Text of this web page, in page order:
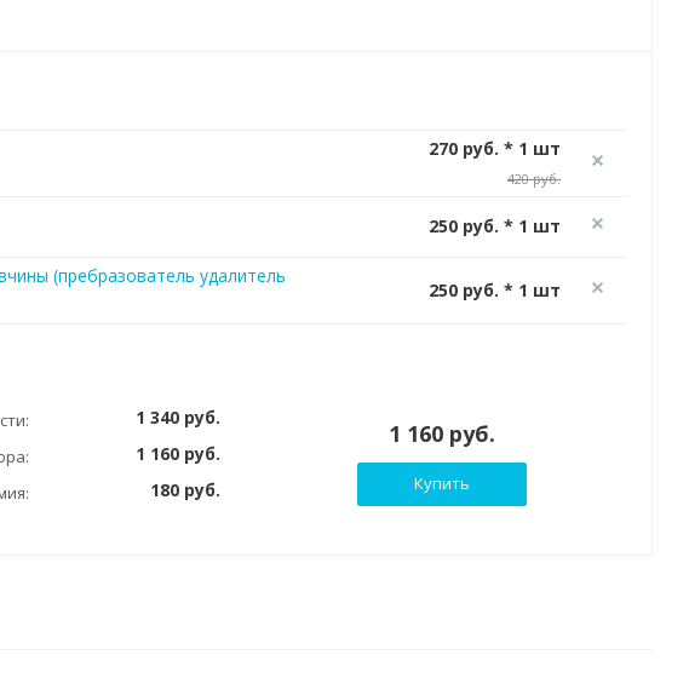
270 руб. * 1 шт
420 руб.
250 руб. * 1 шт
(пребразователь удалитель
250 руб. * 1 шт
1 340 руб.
1 160 руб.
180 руб.
1 160 руб.
Купить